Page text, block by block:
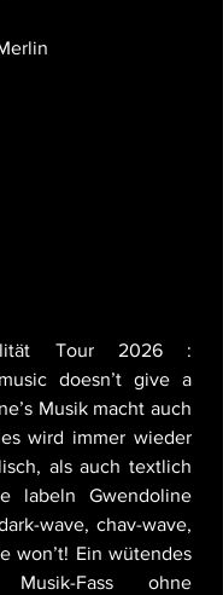
Tour 2026 :
doesn’t give a
Musik macht auch
wird immer wieder
als auch textlich
labeln Gwendoline
wave, chav-wave,
won’t! Ein wütendes
Musik-Fass ohne